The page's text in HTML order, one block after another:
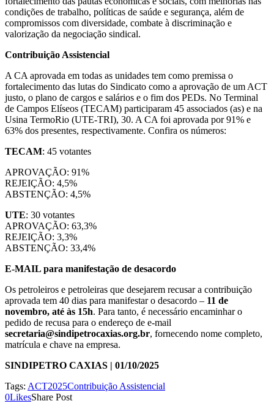
condições de trabalho, políticas de saúde e segurança, além de
compromissos com diversidade, combate à discriminação e
valorização da negociação sindical.
Contribuição Assistencial
A CA aprovada em todas as unidades tem como premissa o
fortalecimento das lutas do Sindicato como a aprovação de um ACT
justo, o plano de cargos e salários e o fim dos PEDs. No Terminal
de Campos Elíseos (TECAM) participaram 45 associados (as) e na
Usina TermoRio (UTE-TRI), 30. A CA foi aprovada por 91% e
63% dos presentes, respectivamente. Confira os números:
TECAM: 45 votantes
APROVAÇÃO: 91%
REJEIÇÃO: 4,5%
ABSTENÇÃO: 4,5%
UTE: 30 votantes
APROVAÇÃO: 63,3%
REJEIÇÃO: 3,3%
ABSTENÇÃO: 33,4%
E-MAIL para manifestação de desacordo
Os petroleiros e petroleiras que desejarem recusar a contribuição
aprovada tem 40 dias para manifestar o desacordo – 11 de
novembro, até às 15h. Para tanto, é necessário encaminhar o
pedido de recusa para o endereço de e-mail
secretaria@sindipetrocaxias.org.br, fornecendo nome completo,
matrícula e chave na empresa.
SINDIPETRO CAXIAS | 01/10/2025
Tags: ACT2025Contribuição Assistencial
0LikesShare Post